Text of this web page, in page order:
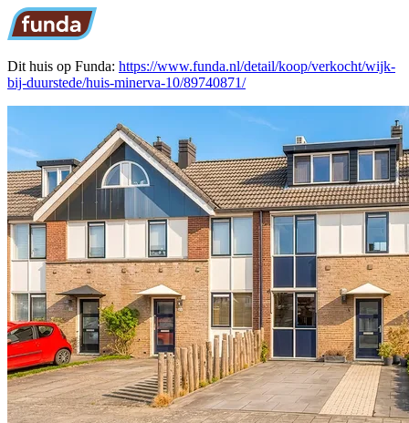
Dit huis op Funda: https://www.funda.nl/detail/koop/verkocht/wijk-
bij-duurstede/huis-minerva-10/89740871/